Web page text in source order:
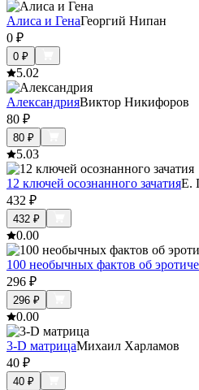
Алиса и ГенаГеоргий Нипан
0 ₽
0 ₽
5.02
АлександрияВиктор Никифоров
80 ₽
80 ₽
5.03
12 ключей осознанного зачатияЕ.
432 ₽
432 ₽
0.00
100 необычных фактов об
296 ₽
296 ₽
0.00
3-D матрицаМихаил Харламов
40 ₽
40 ₽